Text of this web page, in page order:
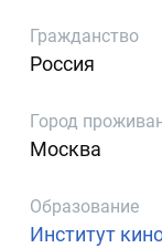
Гражданство
Россия
Город
Москва
Образование
Институт